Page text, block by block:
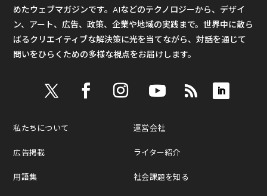
めたウェブマガジンです。AIなどのテクノロジーから、デザイ
ン、アート、広告、政策、企業や地域の実践まで。世界中に散ら
ばるクリエイティブな解決策に光を当てながら、対話を通じて
問いをひらくための多様な視点をお届けします。
私たちについて
広告掲載
用語集
運営会社
ライター紹介
社会課題を知る